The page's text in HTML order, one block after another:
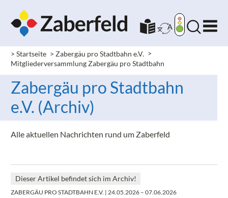
> Startseite > Zabergäu pro Stadtbahn e.V. >
Mitgliederversammlung Zabergäu pro Stadtbahn
Zabergäu pro Stadtbahn
e.V. (Archiv)
Alle aktuellen Nachrichten rund um Zaberfeld
Dieser Artikel befindet sich im Archiv!
ZABERGÄU PRO STADTBAHN E.V. | 24.05.2026 – 07.06.2026